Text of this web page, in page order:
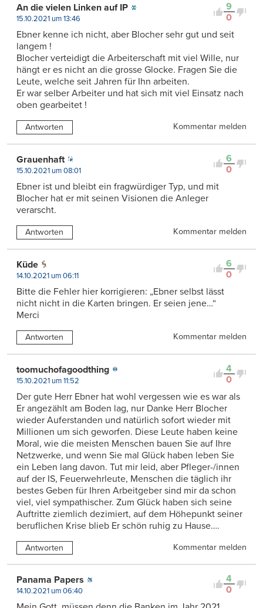
9
0
An die vielen Linken auf IP
15.10.2021 um 13:46
Ebner kenne ich nicht, aber Blocher sehr gut und seit
langem !
Blocher verteidigt die Arbeiterschaft mit viel Wille, nur
hängt er es nicht an die grosse Glocke. Fragen Sie die
Leute, welche seit Jahren für Ihn arbeiten.
Er war selber Arbeiter und hat sich mit viel Einsatz nach
oben gearbeitet !
Antworten Kommentar melden
6
0
Grauenhaft
15.10.2021 um 08:01
Ebner ist und bleibt ein fragwürdiger Typ, und mit
Blocher hat er mit seinen Visionen die Anleger
verarscht.
Antworten Kommentar melden
6
0
Küde
14.10.2021 um 06:11
Bitte die Fehler hier korrigieren: „Ebner selbst lässt
nicht nicht in die Karten bringen. Er seien jene…“
Merci
Antworten Kommentar melden
4
0
toomuchofagoodthing
15.10.2021 um 11:52
Der gute Herr Ebner hat wohl vergessen wie es war als
Er angezählt am Boden lag, nur Danke Herr Blocher
wieder Auferstanden und natürlich sofort wieder mit
Millionen um sich geworfen. Diese Leute haben keine
Moral, wie die meisten Menschen bauen Sie auf Ihre
Netzwerke, und wenn Sie mal Glück haben leben Sie
ein Leben lang davon. Tut mir leid, aber Pfleger-/innen
auf der IS, Feuerwehrleute, Menschen die täglich ihr
bestes Geben für Ihren Arbeitgeber sind mir da schon
viel, viel sympathischer. Zum Glück haben sich seine
Auftritte ziemlich dezimiert, auf dem Höhepunkt seiner
beruflichen Krise blieb Er schön ruhig zu Hause….
Antworten Kommentar melden
4
0
Panama Papers
14.10.2021 um 06:40